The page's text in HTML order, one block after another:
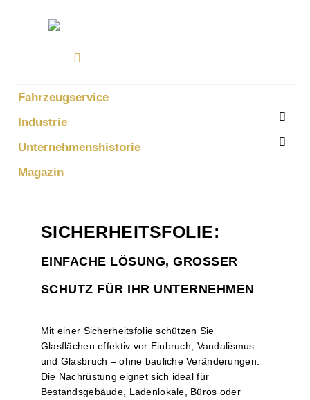
Fahrzeugservice
Industrie
Unternehmenshistorie
Magazin
SICHERHEITSFOLIE:
EINFACHE LÖSUNG, GROSSER S
CHUTZ FÜR IHR UNTERNEHMEN
Mit einer Sicherheitsfolie schützen Sie
Glasflächen effektiv vor Einbruch, Vandalismus
und Glasbruch – ohne bauliche Veränderungen.
Die Nachrüstung eignet sich ideal für
Bestandsgebäude, Ladenlokale, Büros oder